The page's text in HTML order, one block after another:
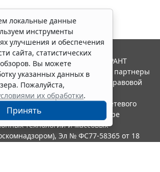
локальные данные
инструменты
улучшения и обеспечения
сайта, статистических
Вы можете
указанных данных в
Пожалуйста,
их обработки.
Принять
СЕРВИС", 2026. Система ГАРАНТ
года. Компания "Гарант" и ее партнеры
Российской ассоциации правовой
зарегистрирован в качестве сетевого
службой по надзору в сфере
технологий и массовых
Эл № ФС77-58365 от 18